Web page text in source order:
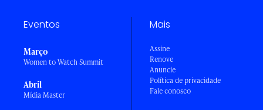
Eventos
Março
Women to Watch Summit
Abril
Mídia Master
Mais
Assine
Renove
Anuncie
Política de privacidade
Fale conosco